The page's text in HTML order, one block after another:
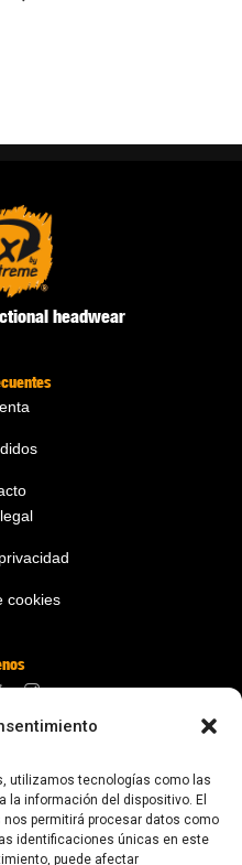
utilizamos tecnologías como las
la información del dispositivo. El
permitirá procesar datos como
identificaciones únicas en este
puede afectar
headwear
cookies
de Montserrat, 115